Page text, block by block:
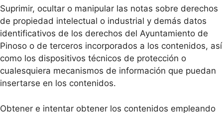
Suprimir, ocultar o manipular las notas sobre derechos
de propiedad intelectual o industrial y demás datos
identificativos de los derechos del Ayuntamiento de
Pinoso o de terceros incorporados a los contenidos, así
como los dispositivos técnicos de protección o
cualesquiera mecanismos de información que puedan
insertarse en los contenidos.
Obtener e intentar obtener los contenidos empleando